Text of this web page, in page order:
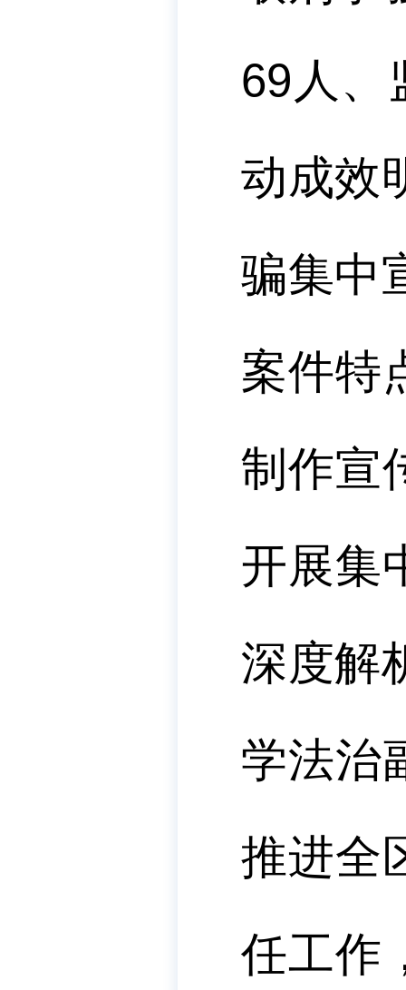
69 人、
动成效
骗集中
案件特
制作宣
开展集
深度解
学法治
推进全
任工作